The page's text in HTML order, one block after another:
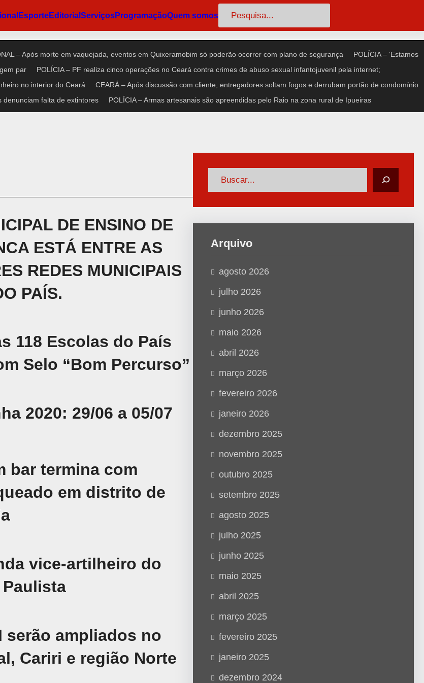
EsporteEditorial ServiçosProgramaçãoQuem somos Pesquisar
– Após morte em vaquejada, eventos em Quixeramobim só poderão ocorrer com plano de segurança
POLÍCIA – ‘Estamos
par
POLÍCIA – PF realiza cinco operações no Ceará contra crimes de abuso sexual infantojuvenil pela internet;
no interior do Ceará
CEARÁ – Após discussão com cliente, entregadores soltam fogos e derrubam portão de condomínio
denunciam falta de extintores POLÍCIA – Armas artesanais são apreendidas pelo Raio na zona rural de Ipueiras
DE ENSINO DE
ESTÁ ENTRE AS
REDES MUNICIPAIS
PAÍS.
118 Escolas do País
Selo “Bom Percurso”
2020: 29/06 a 05/07
bar termina com
em distrito de
vice-artilheiro do
serão ampliados no
Cariri e região Norte
e
s
r
Arquivo
agosto 2026
julho 2026
junho 2026
maio 2026
abril 2026
março 2026
fevereiro 2026
janeiro 2026
dezembro 2025
novembro 2025
outubro 2025
setembro 2025
agosto 2025
julho 2025
junho 2025
maio 2025
abril 2025
março 2025
fevereiro 2025
janeiro 2025
dezembro 2024